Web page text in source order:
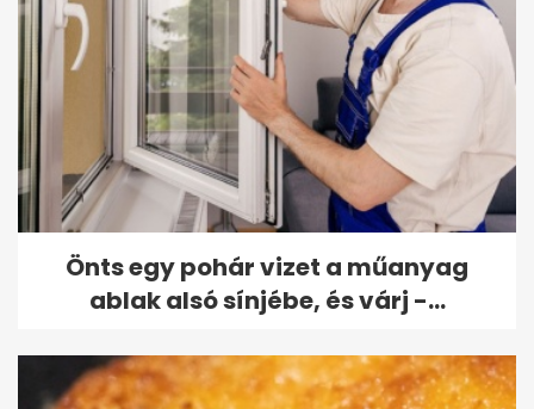
Önts egy pohár vizet a műanyag
ablak alsó sínjébe, és várj -...